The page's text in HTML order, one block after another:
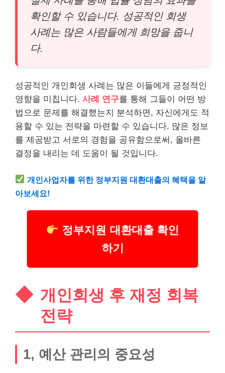
확인할 수 있습니다. 성공적인 회생
사례는 많은 사람들에게 희망을 줍니
다.
성공적인 개인회생 사례는 많은 이들에게 긍정적인
영향을 미칩니다. 사례 연구를 통해 그들이 어떤 방
법으로 문제를 해결했는지 분석하면, 자신에게도 적
용할 수 있는 전략을 마련할 수 있습니다. 많은 정보
를 제공받고 서로의 경험을 공유함으로써, 올바른
결정을 내리는 데 도움이 될 것입니다.
개인사업자를 위한 정부지원 대환대출의 혜택을 알
아보세요!
정부지원 대환대출 확인
하기
개인회생 후 재정 회복
전략
1, 예산 관리의 중요성